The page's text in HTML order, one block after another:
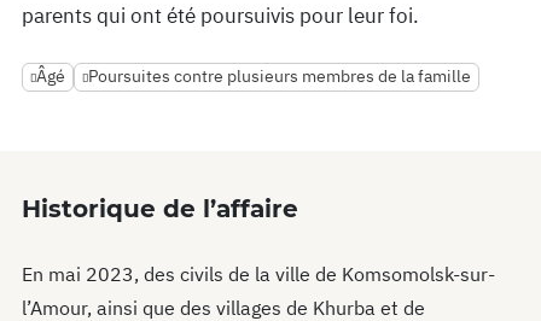
parents qui ont été poursuivis pour leur foi.
Âgé Poursuites contre plusieurs membres de la famille
Historique de l’affaire
En mai 2023, des civils de la ville de Komsomolsk-sur-
l’Amour, ainsi que des villages de Khurba et de